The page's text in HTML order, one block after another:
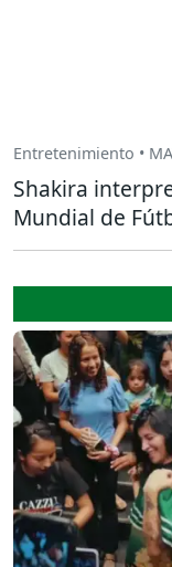
Entretenimiento •
Shakira
Mundial de